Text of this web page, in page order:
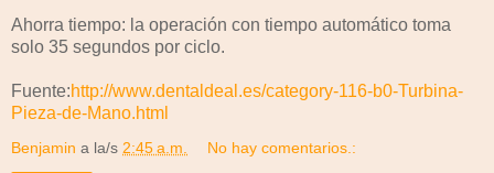
Ahorra tiempo: la operación con tiempo automático toma
solo 35 segundos por ciclo.
Fuente:http://www.dentaldeal.es/category-116-b0-Turbina-
Pieza-de-Mano.html
Benjamin a la/s 2:45 a.m. No hay comentarios.: